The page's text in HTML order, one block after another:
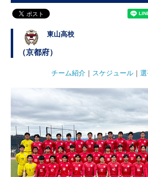
東山高校
（京都府）
チーム紹介 ｜ スケジュール ｜